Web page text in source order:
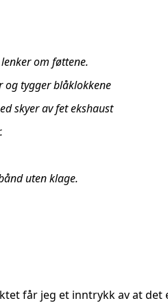
om føttene.
og tygger blåklokkene
skyer av fet ekshaust
uten klage.
får jeg et inntrykk av at det